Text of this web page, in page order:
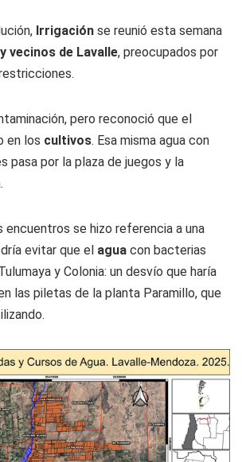
Irrigación se reunió esta semana
vecinos de Lavalle, preocupados por
pero reconoció que el
en los cultivos. Esa misma agua con
pasa por la plaza de juegos y la
encuentros se hizo referencia a una
evitar que el agua con bacterias
y Colonia: un desvío que haría
las piletas de la planta Paramillo, que